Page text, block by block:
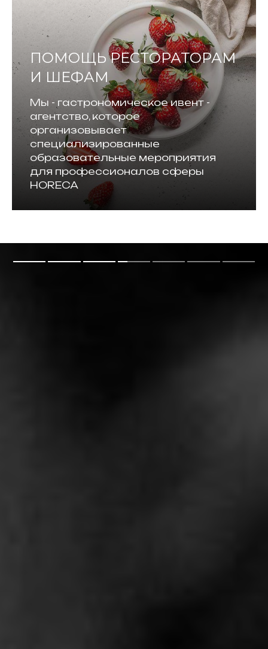
ПОМОЩЬ РЕСТОРАТОРАМ
И ШЕФАМ
Мы - гастрономическое ивент -
агентство, которое
организовывает
специализированные
образовательные мероприятия
для профессионалов сферы
HORECA